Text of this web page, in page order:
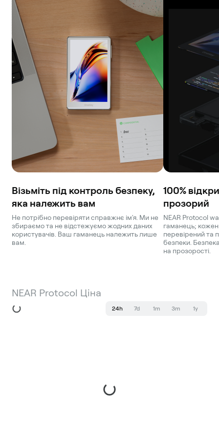
Візьміть під контроль безпеку,
яка належить вам
Не потрібно перевіряти справжнє ім'я. Ми не
збираємо та не відстежуємо жодних даних
користувачів. Ваш гаманець належить лише
вам.
100%
прозорий
NEAR Protocol
гаманець;
перевірений та
безпеки.
на прозорості.
NEAR Protocol Ціна
24h 7d 1m 3m 1y